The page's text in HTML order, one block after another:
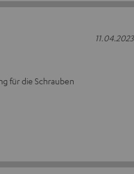
für die Schrauben
11.04.2023